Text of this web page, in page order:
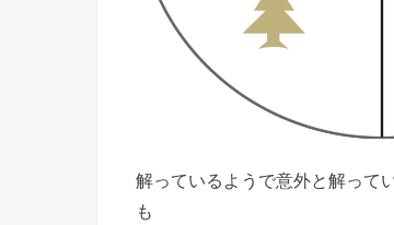
解っているようで意外と解って
も